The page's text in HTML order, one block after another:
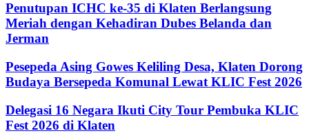
Penutupan ICHC ke-35 di Klaten Berlangsung
Meriah dengan Kehadiran Dubes Belanda dan
Jerman
Pesepeda Asing Gowes Keliling Desa, Klaten Dorong
Budaya Bersepeda Komunal Lewat KLIC Fest 2026
Delegasi 16 Negara Ikuti City Tour Pembuka KLIC
Fest 2026 di Klaten